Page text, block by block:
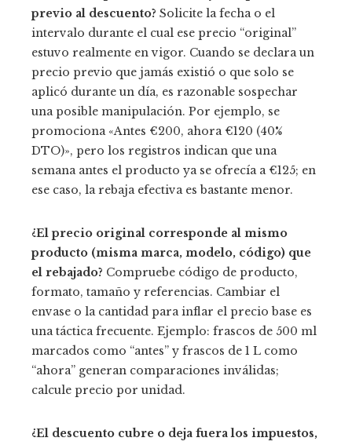
previo al descuento? Solicite la fecha o el
intervalo durante el cual ese precio “original”
estuvo realmente en vigor. Cuando se declara un
precio previo que jamás existió o que solo se
aplicó durante un día, es razonable sospechar
una posible manipulación. Por ejemplo, se
promociona «Antes €200, ahora €120 (40%
DTO)», pero los registros indican que una
semana antes el producto ya se ofrecía a €125; en
ese caso, la rebaja efectiva es bastante menor.
¿El precio original corresponde al mismo
producto (misma marca, modelo, código) que
el rebajado? Compruebe código de producto,
formato, tamaño y referencias. Cambiar el
envase o la cantidad para inflar el precio base es
una táctica frecuente. Ejemplo: frascos de 500 ml
marcados como “antes” y frascos de 1 L como
“ahora” generan comparaciones inválidas;
calcule precio por unidad.
¿El descuento cubre o deja fuera los impuestos,